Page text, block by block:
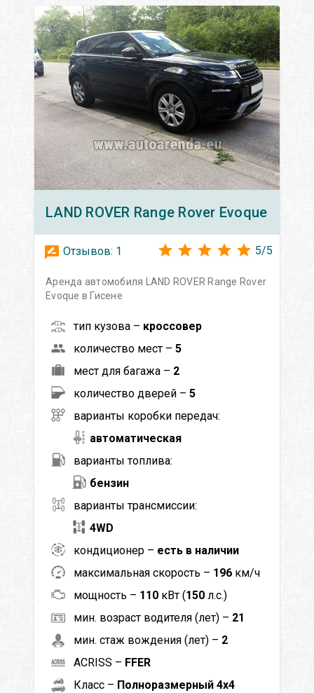
LAND ROVER Range Rover Evoque
Отзывов: 1 5/5
Аренда автомобиля LAND ROVER Range Rover
Evoque в Гисене
тип кузова – кроссовер
количество мест – 5
мест для багажа – 2
количество дверей – 5
варианты коробки передач:
автоматическая
варианты топлива:
бензин
варианты трансмиссии:
4WD
кондиционер – есть в наличии
максимальная скорость – 196 км/ч
мощность – 110 кВт (150 л.с.)
мин. возраст водителя (лет) – 21
мин. стаж вождения (лет) – 2
ACRISS – FFER
Класс – Полноразмерный 4x4